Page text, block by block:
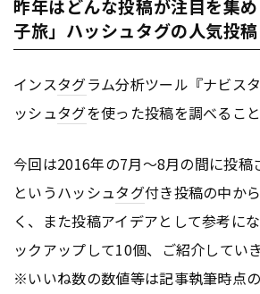
昨年はどんな投稿が注目を集
子旅」ハッシュタグの人気投
インスタグラム分析ツール『ナビス
ッシュタグを使った投稿を調べること
今回は2016年の7月〜8月の間に投稿
というハッシュタグ付き投稿の中か
く、また投稿アイデアとして参考に
ックアップして10個、ご紹介してい
※いいね数の数値等は記事執筆時点